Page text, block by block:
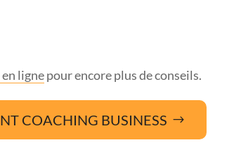
lignepour encore plus de conseils.
COACHING BUSINESS